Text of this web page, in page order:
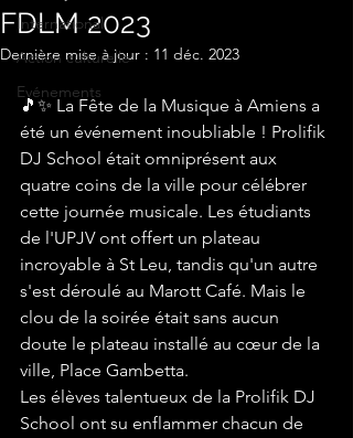
International
Action culturelle
Evénements
FDLM 2023
Dernière mise à jour : 11 déc. 2023
🎵✨ La Fête de la Musique à Amiens a
été un événement inoubliable ! Prolifik
DJ School était omniprésent aux
quatre coins de la ville pour célébrer
cette journée musicale. Les étudiants
de l'UPJV ont offert un plateau
incroyable à St Leu, tandis qu'un autre
s'est déroulé au Marott Café. Mais le
clou de la soirée était sans aucun
doute le plateau installé au cœur de la
ville, Place Gambetta.
Les élèves talentueux de la Prolifik DJ
School ont su enflammer chacun de